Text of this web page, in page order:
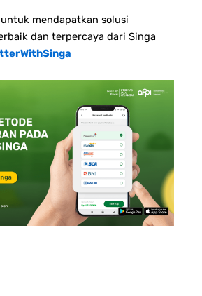
mendapatkan solusi
dan terpercaya dari Singa